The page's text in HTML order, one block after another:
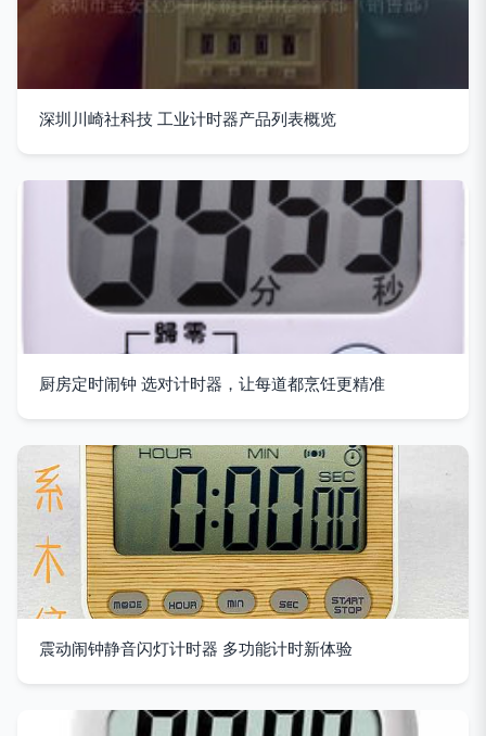
深圳川崎社科技 工业计时器产品列表概览
厨房定时闹钟 选对计时器，让每道都烹饪更精准
震动闹钟静音闪灯计时器 多功能计时新体验